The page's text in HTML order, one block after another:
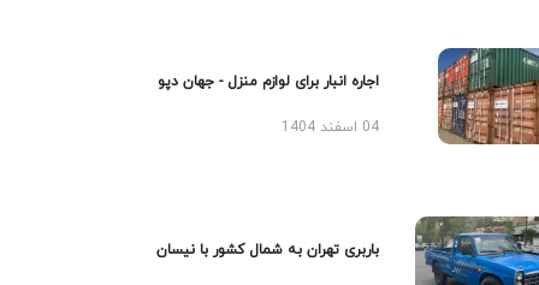
اجاره انبار برای لوازم منزل - جهان دپو
04 اسفند 1404
باربری تهران به شمال کشور با نیسان